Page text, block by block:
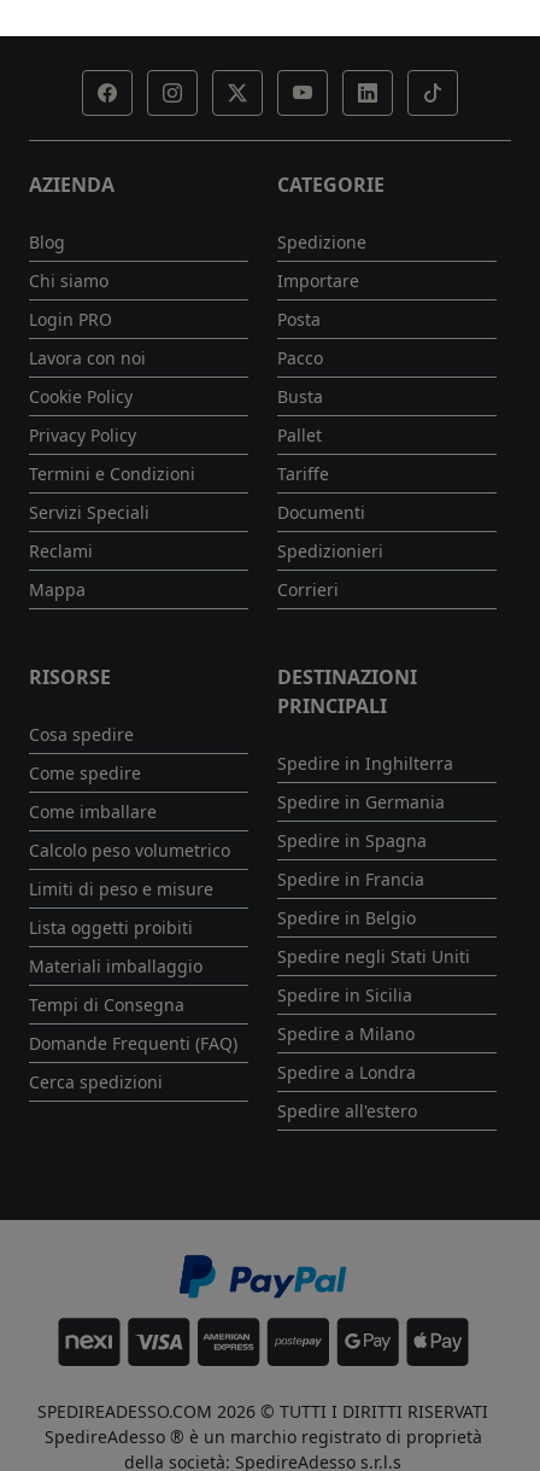
AZIENDA
Blog
Chi siamo
Login PRO
Lavora con noi
Cookie Policy
Privacy Policy
Termini e Condizioni
Servizi Speciali
Reclami
Mappa
CATEGORIE
Spedizione
Importare
Posta
Pacco
Busta
Pallet
Tariffe
Documenti
Spedizionieri
Corrieri
RISORSE
Cosa spedire
Come spedire
Come imballare
Calcolo peso volumetrico
Limiti di peso e misure
Lista oggetti proibiti
Materiali imballaggio
Tempi di Consegna
Domande Frequenti (FAQ)
Cerca spedizioni
DESTINAZIONI
PRINCIPALI
Spedire in Inghilterra
Spedire in Germania
Spedire in Spagna
Spedire in Francia
Spedire in Belgio
Spedire negli Stati Uniti
Spedire in Sicilia
Spedire a Milano
Spedire a Londra
Spedire all'estero
SPEDIREADESSO.COM 2026 © TUTTI I DIRITTI RISERVATI
SpedireAdesso ® è un marchio registrato di proprietà
della società: SpedireAdesso s.r.l.s